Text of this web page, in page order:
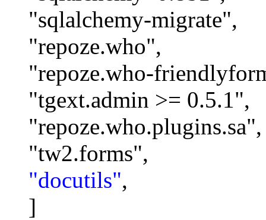
"sqlalchemy-migrate",
"repoze.who",
"repoze.who-
"tgext.admin >= 0.5.1",
"repoze.who.plugins.sa",
"tw2.forms",
"docutils",
]